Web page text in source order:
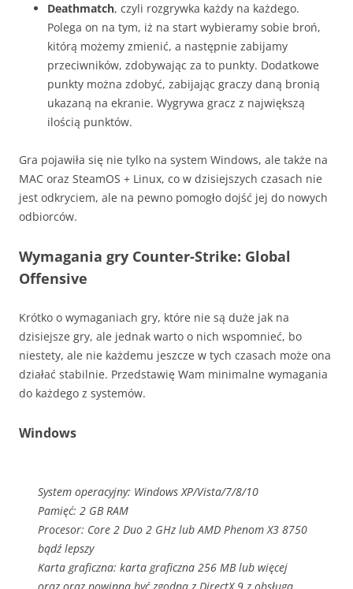
Deathmatch, czyli rozgrywka każdy na każdego.
Polega on na tym, iż na start wybieramy sobie broń,
kitórą możemy zmienić, a następnie zabijamy
przeciwników, zdobywając za to punkty. Dodatkowe
punkty można zdobyć, zabijając graczy daną bronią
ukazaną na ekranie. Wygrywa gracz z największą
ilością punktów.
Gra pojawiła się nie tylko na system Windows, ale także na
MAC oraz SteamOS + Linux, co w dzisiejszych czasach nie
jest odkryciem, ale na pewno pomogło dojść jej do nowych
odbiorców.
Wymagania gry Counter-Strike: Global
Offensive
Krótko o wymaganiach gry, które nie są duże jak na
dzisiejsze gry, ale jednak warto o nich wspomnieć, bo
niestety, ale nie każdemu jeszcze w tych czasach może ona
działać stabilnie. Przedstawię Wam minimalne wymagania
do każdego z systemów.
Windows
System operacyjny: Windows XP/Vista/7/8/10
Pamięć: 2 GB RAM
Procesor: Core 2 Duo 2 GHz lub AMD Phenom X3 8750
bądź lepszy
Karta graficzna: karta graficzna 256 MB lub więcej